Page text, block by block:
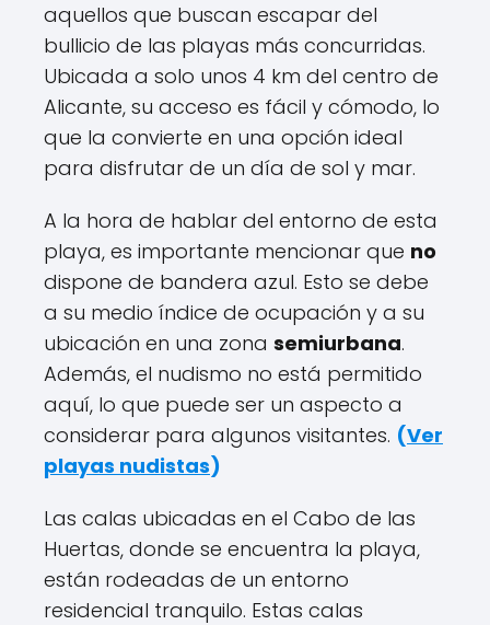
aquellos que buscan escapar del
bullicio de las playas más concurridas.
Ubicada a solo unos 4 km del centro de
Alicante, su acceso es fácil y cómodo, lo
que la convierte en una opción ideal
para disfrutar de un día de sol y mar.
A la hora de hablar del entorno de esta
playa, es importante mencionar que no
dispone de bandera azul. Esto se debe
a su medio índice de ocupación y a su
ubicación en una zona semiurbana.
Además, el nudismo no está permitido
aquí, lo que puede ser un aspecto a
considerar para algunos visitantes. (Ver
playas nudistas)
Las calas ubicadas en el Cabo de las
Huertas, donde se encuentra la playa,
están rodeadas de un entorno
residencial tranquilo. Estas calas